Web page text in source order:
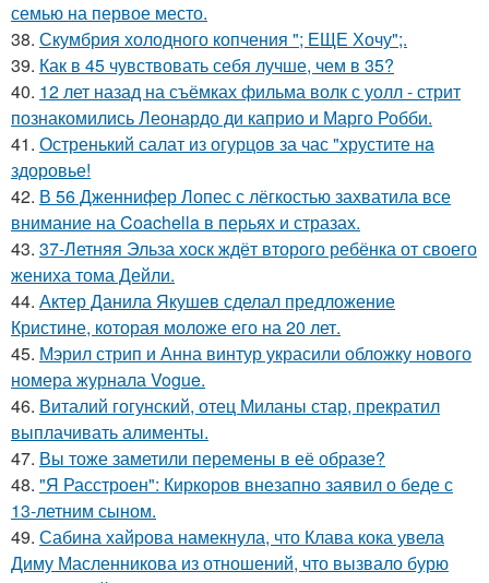
семью на первое место.
38. Скумбрия холодного копчения "; ЕЩЕ Хочу";.
39. Как в 45 чувствовать себя лучше, чем в 35?
40. 12 лет назад на съёмках фильма волк с уолл - стрит
познакомились Леонардо ди каприо и Марго Робби.
41. Остренький салат из огурцов за час "хрустите нa
здоровье!
42. В 56 Дженнифер Лопес с лёгкостью захватила все
внимание на Coachella в перьях и стразах.
43. 37-Летняя Эльза хоск ждёт второго ребёнка от своего
жениха тома Дейли.
44. Актер Данила Якушев сделал предложение
Кристине, которая моложе его на 20 лет.
45. Мэрил стрип и Анна винтур украсили обложку нового
номера журнала Vogue.
46. Виталий гогунский, отец Миланы стар, прекратил
выплачивать алименты.
47. Вы тоже заметили перемены в её образе?
48. "Я Расстроен": Киркоров внезапно заявил о беде с
13-летним сыном.
49. Сабина хайрова намекнула, что Клава кока увела
Диму Масленникова из отношений, что вызвало бурю